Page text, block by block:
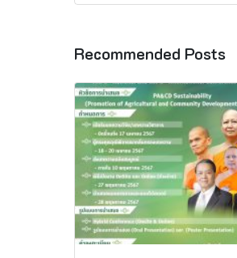
Recommended Posts